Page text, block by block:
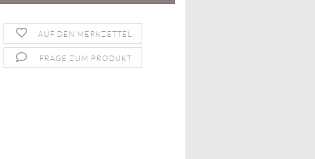
AUF DEN MERKZETTEL
FRAGE ZUM PRODUKT